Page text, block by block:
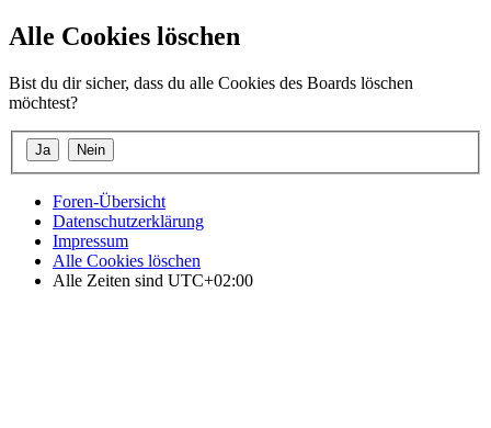
Alle Cookies löschen
Bist du dir sicher, dass du alle Cookies des Boards löschen
möchtest?
Foren-Übersicht
Datenschutzerklärung
Impressum
Alle Cookies löschen
Alle Zeiten sind UTC+02:00